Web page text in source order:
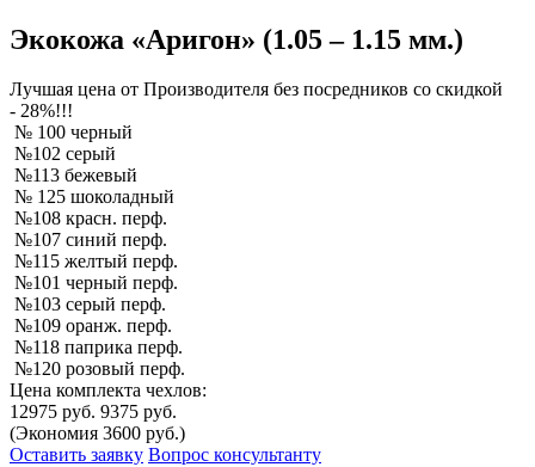
Экокожа «Аригон» (1.05 – 1.15 мм.)
Лучшая цена от Производителя без посредников со скидкой
- 28%!!!
№ 100 черный
№102 серый
№113 бежевый
№ 125 шоколадный
№108 красн. перф.
№107 синий перф.
№115 желтый перф.
№101 черный перф.
№103 серый перф.
№109 оранж. перф.
№118 паприка перф.
№120 розовый перф.
Цена комплекта чехлов:
12975 руб. 9375 руб.
(Экономия 3600 руб.)
Оставить заявку Вопрос консультанту